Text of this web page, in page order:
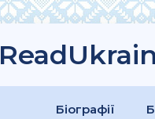
Біографії